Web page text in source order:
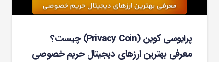
پرایوسی کوین (Privacy Coin) چیست؟
معرفی بهترین ارزهای دیجیتال حریم خصوصی